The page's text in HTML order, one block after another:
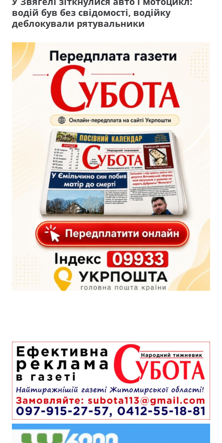
водій був без свідомості, водійку
деблокували рятувальники